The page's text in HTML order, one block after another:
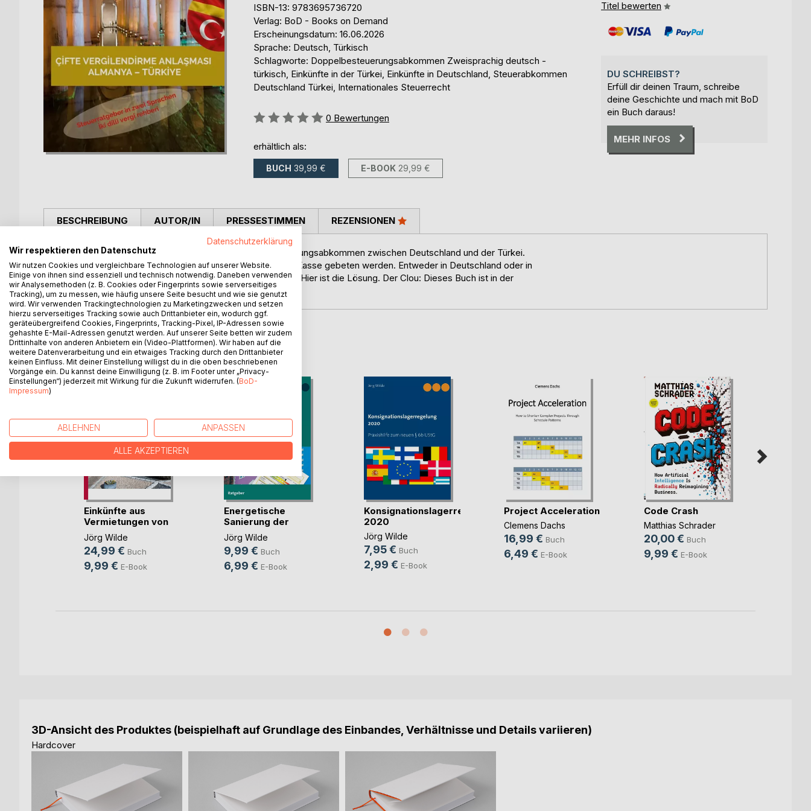
ISBN-13: 9783695736720
Verlag: BoD - Books on Demand
Erscheinungsdatum: 16.06.2026
Sprache: Deutsch, Türkisch
Schlagworte: Doppelbesteuerungsabkommen Zweisprachig deutsch -
türkisch, Einkünfte in der Türkei, Einkünfte in Deutschland, Steuerabkommen
Deutschland Türkei, Internationales Steuerrecht
Bewertung::
0 Bewertungen
erhältlich als:
BUCH 39,99 € E-BOOK 29,99 €
Titel bewerten
DU SCHREIBST?
Erfüll dir deinen Traum, schreibe
deine Geschichte und mach mit BoD
ein Buch daraus!
MEHR INFOS
BESCHREIBUNG
Das erste zweisprachige Fachbuch zum Doppelbesteuerungsabkommen zwischen Deutschland und der Türkei.
Das Buch löst die Frage, wo ich als Steuerpflichtiger zur Kasse gebeten werden. Entweder in Deutschland oder in
der Türkei oder vielleicht in Deutschland oder der Türkei? Hier ist die Lösung. Der Clou: Dieses Buch ist in der
deutschen und türkischen Sprache geschrieben.
AUTOR/IN PRESSESTIMMEN REZENSIONEN
WEITERE TITEL BEIBoD
Einkünfte aus
Vermietungen von
Mie(...)
Jörg Wilde
24,99 € Buch
9,99 € E-Book
Energetische
Sanierung der
Wohnung
Jörg Wilde
9,99 € Buch
6,99 € E-Book
Konsignationslagerregelung
2020
Jörg Wilde
7,95 € Buch
2,99 € E-Book
Project Acceleration
Clemens Dachs
16,99 € Buch
6,49 € E-Book
Code Crash
Matthias Schrader
20,00 € Buch
9,99 € E-Book
3D-Ansicht des Produktes (beispielhaft auf Grundlage des Einbandes, Verhältnisse und Details variieren)
Hardcover
Datenschutzerklärung
Wir respektieren den Datenschutz
Wir nutzen Cookies und vergleichbare Technologien auf unserer Website.
Einige von ihnen sind essenziell und technisch notwendig. Daneben verwenden
wir Analysemethoden (z. B. Cookies oder Fingerprints sowie serverseitiges
Tracking), um zu messen, wie häufig unsere Seite besucht und wie sie genutzt
wird. Wir verwenden Trackingtechnologien zu Marketingzwecken und setzen
hierzu serverseitiges Tracking sowie auch Drittanbieter ein, wodurch ggf.
geräteübergreifend Cookies, Fingerprints, Tracking-Pixel, IP-Adressen sowie
gehashte E-Mail-Adressen genutzt werden. Auf unserer Seite betten wir zudem
Drittinhalte von anderen Anbietern ein (Video-Plattformen). Wir haben auf die
weitere Datenverarbeitung und ein etwaiges Tracking durch den Drittanbieter
keinen Einfluss. Mit deiner Einstellung willigst du in die oben beschriebenen
Vorgänge ein. Du kannst deine Einwilligung (z. B. im Footer unter „Privacy-
Einstellungen“) jederzeit mit Wirkung für die Zukunft widerrufen. (BoD-
Impressum)
ABLEHNEN ANPASSEN
ALLE AKZEPTIEREN